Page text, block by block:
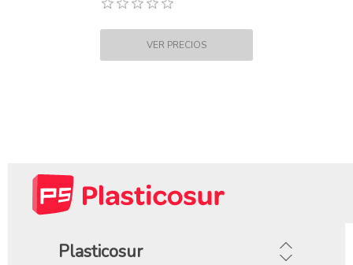
Plasticosur